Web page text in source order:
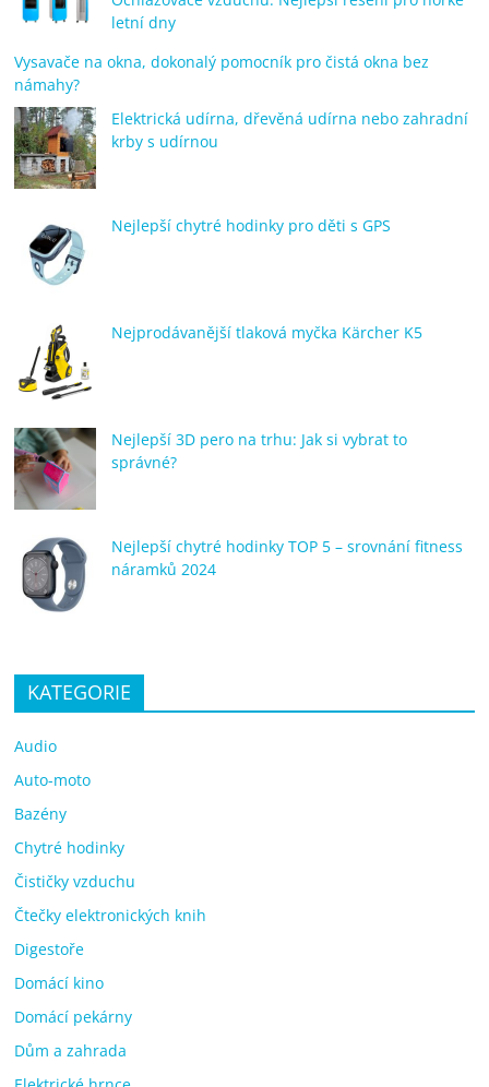
letní dny
Vysavače na okna, dokonalý pomocník pro čistá okna bez
námahy?
Elektrická udírna, dřevěná udírna nebo zahradní
krby s udírnou
Nejlepší chytré hodinky pro děti s GPS
Nejprodávanější tlaková myčka Kärcher K5
Nejlepší 3D pero na trhu: Jak si vybrat to
správné?
Nejlepší chytré hodinky TOP 5 – srovnání fitness
náramků 2024
KATEGORIE
Audio
Auto-moto
Bazény
Chytré hodinky
Čističky vzduchu
Čtečky elektronických knih
Digestoře
Domácí kino
Domácí pekárny
Dům a zahrada